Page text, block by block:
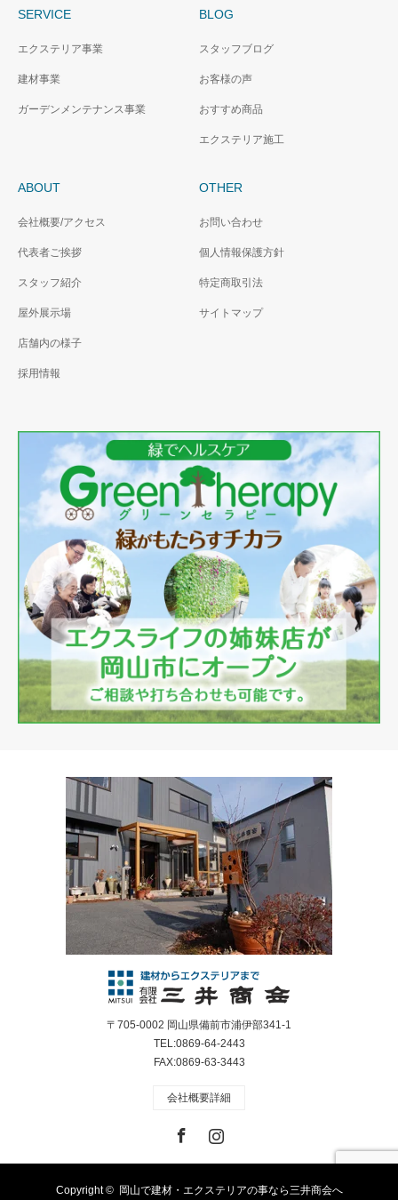
SERVICE
エクステリア事業
建材事業
ガーデンメンテナンス事業
BLOG
スタッフブログ
お客様の声
おすすめ商品
エクステリア施工
ABOUT
会社概要/アクセス
代表者ご挨拶
スタッフ紹介
屋外展示場
店舗内の様子
採用情報
OTHER
お問い合わせ
個人情報保護方針
特定商取引法
サイトマップ
〒705-0002 岡山県備前市浦伊部341-1
TEL:0869-64-2443
FAX:0869-63-3443
会社概要詳細
Copyright © 岡山で建材・エクステリアの事なら三井商会へ